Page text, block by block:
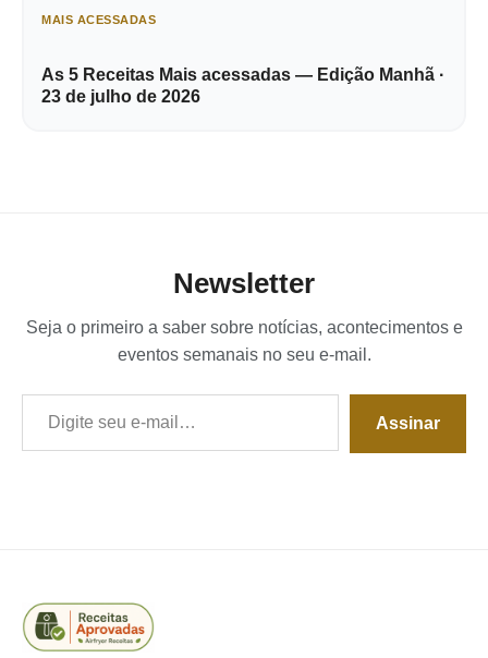
MAIS ACESSADAS
As 5 Receitas Mais acessadas — Edição Manhã ·
23 de julho de 2026
Newsletter
Seja o primeiro a saber sobre notícias, acontecimentos e
eventos semanais no seu e-mail.
Digite seu e-mail…
Assinar